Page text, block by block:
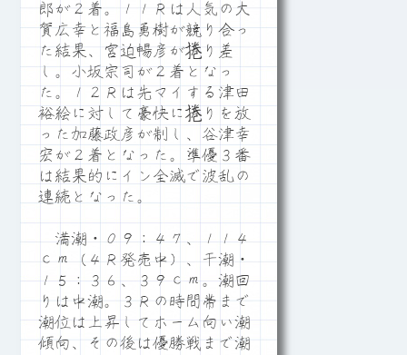
郎が２着。１１Ｒは人気の大
賀広幸と福島勇樹が競り合っ
た結果、宮迫暢彦が捲り差
し。小坂宗司が２着となっ
た。１２Ｒは先マイする津田
裕絵に対して豪快に捲りを放
った加藤政彦が制し、谷津幸
宏が２着となった。準優３番
は結果的にイン全滅で波乱の
連続となった。
満潮・０９：４７、１１４
ｃｍ（４Ｒ発売中）、干潮・
１５：３６、３９ｃｍ。潮回
りは中潮。３Ｒの時間帯まで
潮位は上昇してホーム向い潮
傾向、その後は優勝戦まで潮